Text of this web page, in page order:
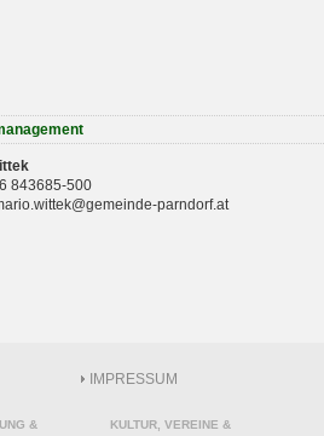
843685-500
parndorf.at
IMPRESSUM
&
KULTUR, VEREINE &